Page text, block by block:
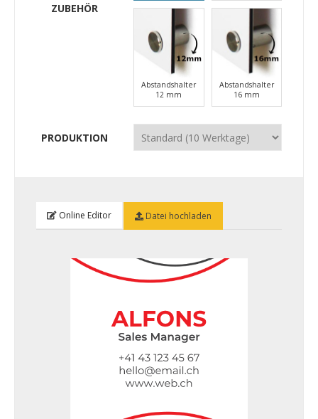
ZUBEHÖR
Abstandshalter
12 mm
Abstandshalter
16 mm
PRODUKTION
Online Editor Datei hochladen